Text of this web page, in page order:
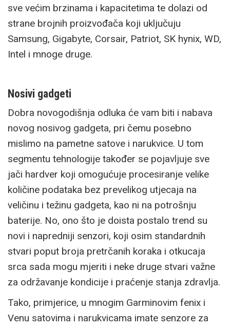
sve većim brzinama i kapacitetima te dolazi od
strane brojnih proizvođača koji uključuju
Samsung, Gigabyte, Corsair, Patriot, SK hynix, WD,
Intel i mnoge druge.
Nosivi gadgeti
Dobra novogodišnja odluka će vam biti i nabava
novog nosivog gadgeta, pri čemu posebno
mislimo na pametne satove i narukvice. U tom
segmentu tehnologije također se pojavljuje sve
jači hardver koji omogućuje procesiranje velike
količine podataka bez prevelikog utjecaja na
veličinu i težinu gadgeta, kao ni na potrošnju
baterije. No, ono što je doista postalo trend su
novi i napredniji senzori, koji osim standardnih
stvari poput broja pretrčanih koraka i otkucaja
srca sada mogu mjeriti i neke druge stvari važne
za održavanje kondicije i praćenje stanja zdravlja.
Tako, primjerice, u mnogim Garminovim fenix i
Venu satovima i narukvicama imate senzore za